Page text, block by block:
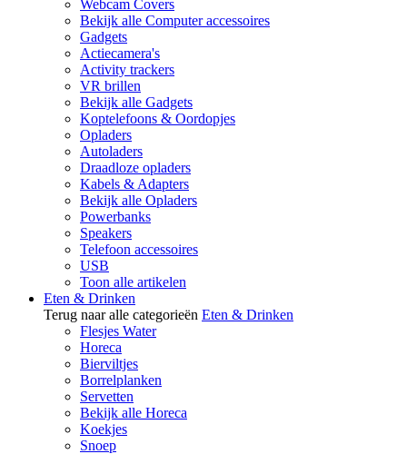
Webcam Covers
Bekijk alle Computer accessoires
Gadgets
Actiecamera's
Activity trackers
VR brillen
Bekijk alle Gadgets
Koptelefoons & Oordopjes
Opladers
Autoladers
Draadloze opladers
Kabels & Adapters
Bekijk alle Opladers
Powerbanks
Speakers
Telefoon accessoires
USB
Toon alle artikelen
Eten & Drinken
Terug naar alle categorieën Eten & Drinken
Flesjes Water
Horeca
Bierviltjes
Borrelplanken
Servetten
Bekijk alle Horeca
Koekjes
Snoep